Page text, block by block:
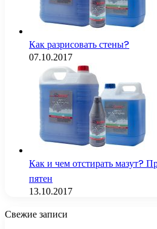
Как разрисовать стены?
07.10.2017
Как и чем отстирать мазут?
пятен
13.10.2017
Свежие записи